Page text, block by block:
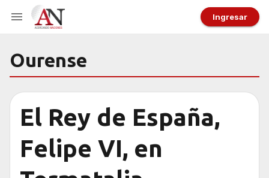
Ingresar
Ourense
El Rey de España,
Felipe VI, en